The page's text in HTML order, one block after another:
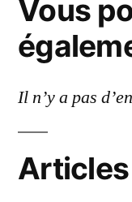
Vous
Il n’y a pas